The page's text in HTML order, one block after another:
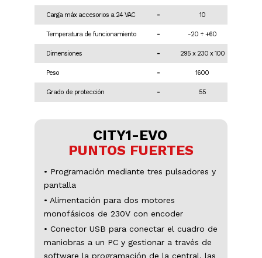
Carga máx accesorios a 24 VAC
Temperatura de funcionamiento
Dimensiones
Peso
Grado de protección
-
-
-
-
-
10
-20 ÷ +60
295 x 230 x 100
1600
55
CITY1-EVO
PUNTOS FUERTES
• Programación mediante tres pulsadores y
pantalla
• Alimentación para dos motores
monofásicos de 230V con encoder
• Conector USB para conectar el cuadro de
maniobras a un PC y gestionar a través de
software la programación de la central, las